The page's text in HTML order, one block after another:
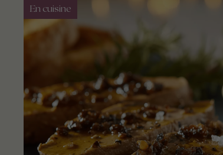
En cuisine